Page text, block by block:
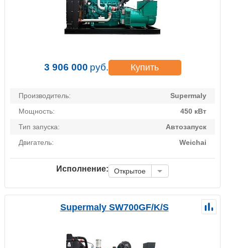
3 906 000 руб. Купить
Производитель:
Supermaly
Мощность:
450 кВт
Тип запуска:
Автозапуск
Двигатель:
Weichai
Исполнение: Открытое
Supermaly SW700GF/K/S